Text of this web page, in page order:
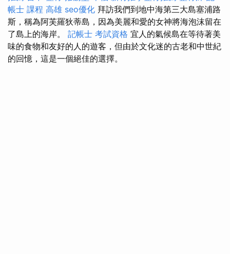
帳士 課程 高雄 seo優化 拜訪我們到地中海第三大島塞浦路
斯，稱為阿芙羅狄蒂島，因為美麗和愛的女神將海泡沫留在
了島上的海岸。 記帳士 考試資格 宜人的氣候島在等待著美
味的食物和友好的人的遊客，但由於文化迷的古老和中世紀
的回憶，這是一個絕佳的選擇。